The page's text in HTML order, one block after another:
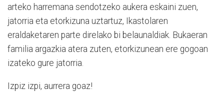
arteko harremana sendotzeko aukera eskaini zuen,
jatorria eta etorkizuna uztartuz, Ikastolaren
eraldaketaren parte direlako bi belaunaldiak. Bukaeran
familia argazkia atera zuten, etorkizunean ere gogoan
izateko gure jatorria.
Izpiz izpi, aurrera goaz!